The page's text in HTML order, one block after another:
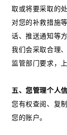
取或将要采取的
对您的补救措施
话、推送通知等
我们会采取合理
监管部门要求，
五、您管理个人
您有权查阅、复
您的账户。